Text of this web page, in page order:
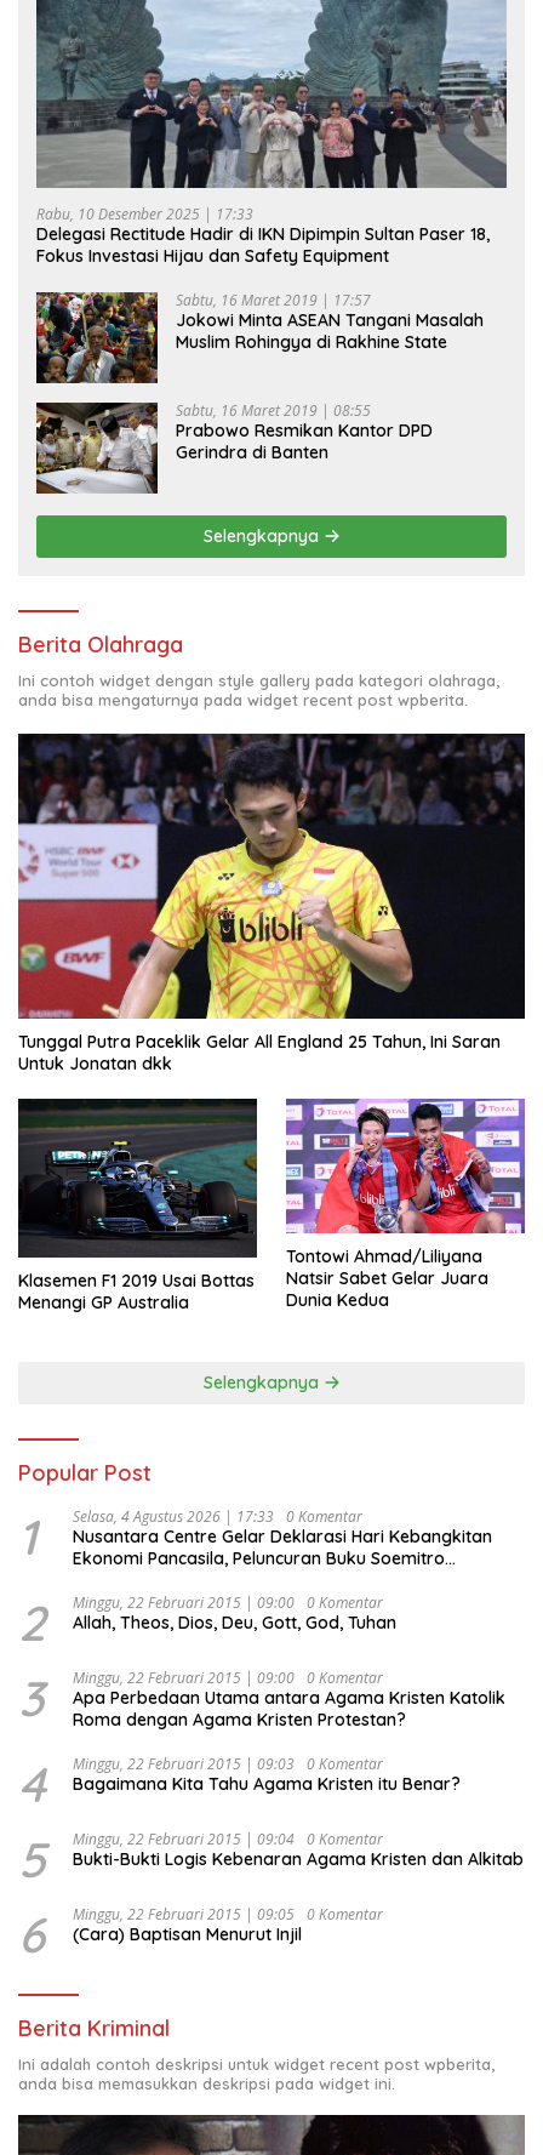
Rabu, 10 Desember 2025 | 17:33
Delegasi Rectitude Hadir di IKN Dipimpin Sultan Paser 18,
Fokus Investasi Hijau dan Safety Equipment
Sabtu, 16 Maret 2019 | 17:57
Jokowi Minta ASEAN Tangani Masalah
Muslim Rohingya di Rakhine State
Sabtu, 16 Maret 2019 | 08:55
Prabowo Resmikan Kantor DPD
Gerindra di Banten
Selengkapnya
Berita Olahraga
Ini contoh widget dengan style gallery pada kategori olahraga,
anda bisa mengaturnya pada widget recent post wpberita.
Tunggal Putra Paceklik Gelar All England 25 Tahun, Ini Saran
Untuk Jonatan dkk
Klasemen F1 2019 Usai Bottas
Menangi GP Australia
Tontowi Ahmad/Liliyana
Natsir Sabet Gelar Juara
Dunia Kedua
Selengkapnya
Popular Post
1 Selasa, 4 Agustus 2026 | 17:33 0 Komentar
Nusantara Centre Gelar Deklarasi Hari Kebangkitan
Ekonomi Pancasila, Peluncuran Buku Soemitro
Ekonomi Politik Indonesia) & Simposium Nasional
“Urgensi Undang-Undang Perekonomian Nasional dan
Indonesia Emas 2045”,
2 Minggu, 22 Februari 2015 | 09:00 0 Komentar
Allah, Theos, Dios, Deu, Gott, God, Tuhan
3 Minggu, 22 Februari 2015 | 09:00 0 Komentar
Apa Perbedaan Utama antara Agama Kristen Katolik
Roma dengan Agama Kristen Protestan?
4 Minggu, 22 Februari 2015 | 09:03 0 Komentar
Bagaimana Kita Tahu Agama Kristen itu Benar?
5 Minggu, 22 Februari 2015 | 09:04 0 Komentar
Bukti-Bukti Logis Kebenaran Agama Kristen dan Alkitab
6 Minggu, 22 Februari 2015 | 09:05 0 Komentar
(Cara) Baptisan Menurut Injil
Berita Kriminal
Ini adalah contoh deskripsi untuk widget recent post wpberita,
anda bisa memasukkan deskripsi pada widget ini.